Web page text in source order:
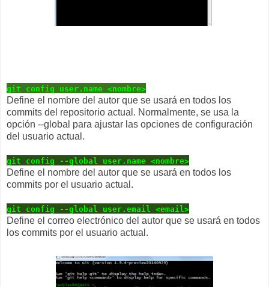
git config user.name <nombre>
Define el nombre del autor que se usará en todos los
commits del repositorio actual. Normalmente, se usa la
opción --global para ajustar las opciones de configuración
del usuario actual.
git config --global user.name <nombre>
Define el nombre del autor que se usará en todos los
commits por el usuario actual.
git config --global user.email <email>
Define el correo electrónico del autor que se usará en todos
los commits por el usuario actual.